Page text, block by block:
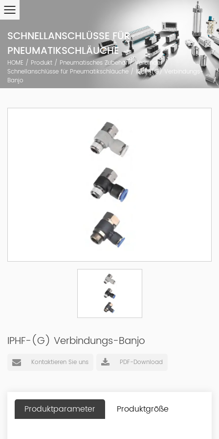
SCHNELLANSCHLÜSSE FÜR
PNEUMATIKSCHLÄUCHE
HOME / Produkt / Pneumatisches Zubehör/Verbinder/
Schnellanschlüsse für Pneumatikschläuche / IPHF-(G) Verbindungs-
Banjo
IPHF-(G) Verbindungs-Banjo
Kontaktieren Sie uns PDF-Download
Produktparameter Produktgröße